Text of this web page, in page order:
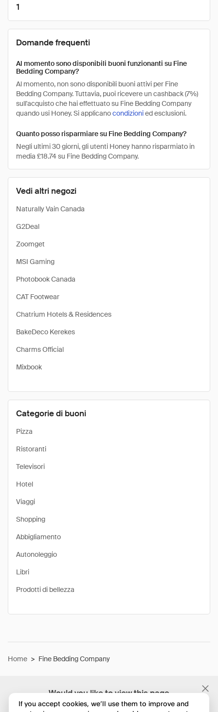
Would you like to view this page
in English?
Vedi altri negozi
Naturally Vain Canada
G2Deal
Zoomget
MSI Gaming
Photobook Canada
CAT Footwear
Chatrium Hotels & Residences
BakeDeco Kerekes
Charms Official
Mixbook
Categorie di buoni
Pizza
Ristoranti
Televisori
Hotel
Viaggi
Shopping
Abbigliamento
Autonoleggio
Libri
Prodotti di bellezza
1
Domande frequenti
Al momento sono disponibili buoni funzionanti su Fine
Bedding Company?
Al momento, non sono disponibili buoni attivi per Fine
Bedding Company. Tuttavia, puoi ricevere un cashback (7%)
sull'acquisto che hai effettuato su Fine Bedding Company
quando usi Honey. Si applicanocondizionied esclusioni.
Quanto posso risparmiare su Fine Bedding Company?
Negli ultimi 30 giorni, gli utenti Honey hanno risparmiato in
media £18.74 su Fine Bedding Company.
Home > Fine Bedding Company
If you accept cookies, we’ll use them to improve and